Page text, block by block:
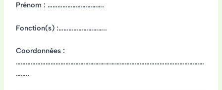
Prénom : …………………………….
Fonction(s) :………………………..
Coordonnées :
……………………………………………………………………………………………………
……..